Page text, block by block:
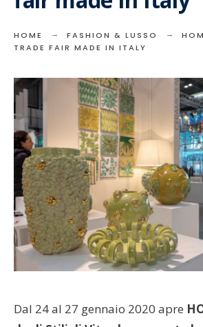
HOME FASHION & LUSSO
TRADE FAIR MADE IN ITALY
Dal 24 al 27 gennaio 2020 apre